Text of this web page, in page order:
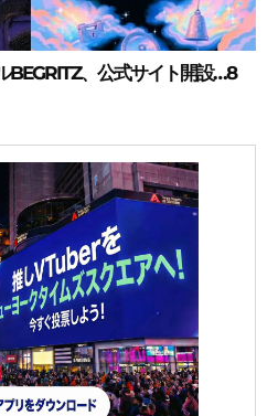
BEGRITZ、公式サイト開設…8